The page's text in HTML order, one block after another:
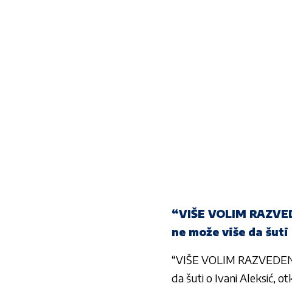
“VIŠE VOLIM
ne može više da
“VIŠE VOLIM
da šuti o Ivani Aleksić,